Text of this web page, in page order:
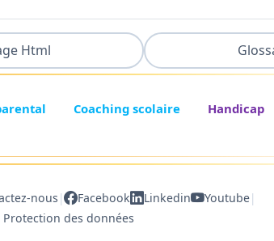
Html
Coaching scolaire
Handicap
nous | Facebook Linkedin Youtube|
Protection des données